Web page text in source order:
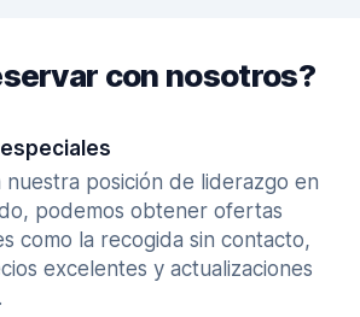
con nosotros?
nuestra posición de liderazgo en
podemos obtener ofertas
como la recogida sin contacto,
excelentes y actualizaciones